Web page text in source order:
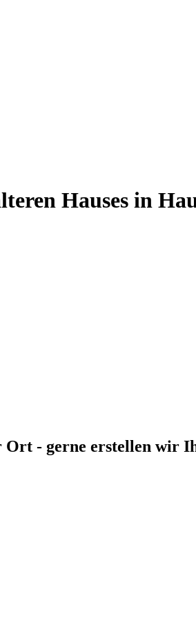
Hauses in
- gerne erstellen wir